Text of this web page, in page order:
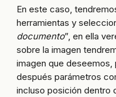
En este caso,
herramientas y
documento”, en ella
sobre la imagen
imagen que deseemos,
después parámetros
incluso posición dentro